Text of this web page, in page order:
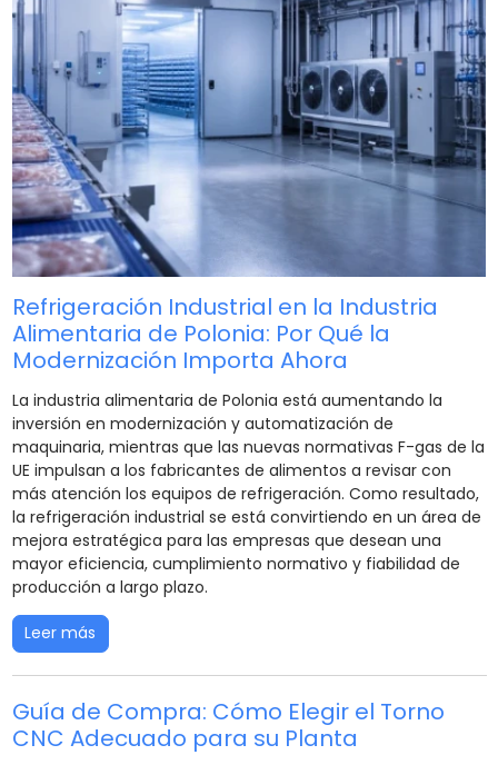
Refrigeración Industrial en la Industria
Alimentaria de Polonia: Por Qué la
Modernización Importa Ahora
La industria alimentaria de Polonia está aumentando la
inversión en modernización y automatización de
maquinaria, mientras que las nuevas normativas F-gas de la
UE impulsan a los fabricantes de alimentos a revisar con
más atención los equipos de refrigeración. Como resultado,
la refrigeración industrial se está convirtiendo en un área de
mejora estratégica para las empresas que desean una
mayor eficiencia, cumplimiento normativo y fiabilidad de
producción a largo plazo.
Leer más
Guía de Compra: Cómo Elegir el Torno
CNC Adecuado para su Planta